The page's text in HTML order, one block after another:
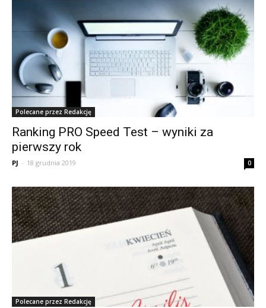
Polecane przez Redakcję
Ranking PRO Speed Test – wyniki za
pierwszy rok
PJ - 18 grudnia 2019 0
Polecane przez Redakcję